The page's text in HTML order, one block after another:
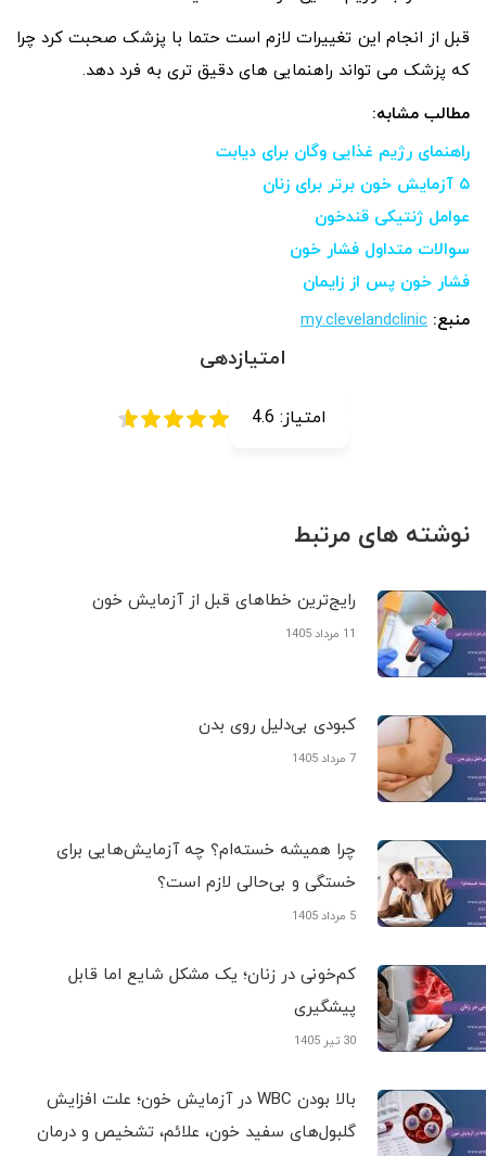
قبل از انجام این تغییرات لازم است حتما با پزشک صحبت کرد چرا
که پزشک می تواند راهنمایی های دقیق تری به فرد دهد.
مطالب مشابه:
راهنمای رژیم غذایی وگان برای دیابت
۵ آزمایش خون برتر برای زنان
عوامل ژنتیکی قندخون
سوالات متداول فشار خون
فشار خون پس از زایمان
منبع: my.clevelandclinic
امتیازدهی
امتیاز: 4.6
نوشته های مرتبط
رایج‌ترین خطاهای قبل از آزمایش خون
11 مرداد 1405
کبودی‌ بی‌دلیل روی بدن
7 مرداد 1405
چرا همیشه خسته‌ام؟ چه آزمایش‌هایی برای
خستگی و بی‌حالی لازم است؟
5 مرداد 1405
کم‌خونی در زنان؛ یک مشکل شایع اما قابل
پیشگیری
30 تیر 1405
بالا بودن WBC در آزمایش خون؛ علت افزایش
گلبول‌های سفید خون، علائم، تشخیص و درمان